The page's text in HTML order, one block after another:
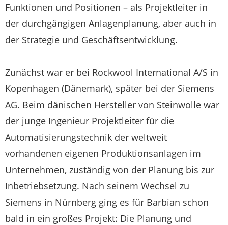
Funktionen und Positionen – als Projektleiter in
der durchgängigen Anlagenplanung, aber auch in
der Strategie und Geschäftsentwicklung.
Zunächst war er bei Rockwool International A/S in
Kopenhagen (Dänemark), später bei der Siemens
AG. Beim dänischen Hersteller von Steinwolle war
der junge Ingenieur Projektleiter für die
Automatisierungstechnik der weltweit
vorhandenen eigenen Produktionsanlagen im
Unternehmen, zuständig von der Planung bis zur
Inbetriebsetzung. Nach seinem Wechsel zu
Siemens in Nürnberg ging es für Barbian schon
bald in ein großes Projekt: Die Planung und